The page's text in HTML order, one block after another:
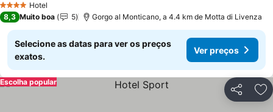
4 EstrelasHotel
8,3 Muito boa 5 Gorgo al Monticano, a 4.4 km de Motta di Livenza
Selecione as datas para ver os preços
exatos.
Ver preços
Partilhar
Escolha popular